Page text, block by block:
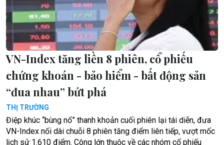
VN-Index tăng liền 8 phiên, cổ phiếu
chứng khoán - bảo hiểm - bất động sản
“đua nhau” bứt phá
THỊ TRƯỜNG
Điệp khúc “bùng nổ” thanh khoản cuối phiên lại tái diễn, đưa
VN-Index nối dài chuỗi 8 phiên tăng điểm liên tiếp, vượt mốc
lịch sử 1.610 điểm. Công lớn thuộc về các nhóm cổ phiếu